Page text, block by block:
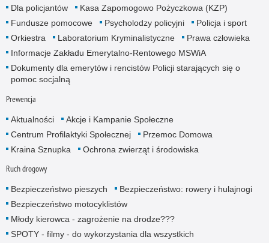
Dla policjantów
Kasa Zapomogowo Pożyczkowa (KZP)
Fundusze pomocowe
Psycholodzy policyjni
Policja i sport
Orkiestra
Laboratorium Kryminalistyczne
Prawa człowieka
Informacje Zakładu Emerytalno-Rentowego MSWiA
Dokumenty dla emerytów i rencistów Policji starających się o
pomoc socjalną
Prewencja
Aktualności
Akcje i Kampanie Społeczne
Centrum Profilaktyki Społecznej
Przemoc Domowa
Kraina Sznupka
Ochrona zwierząt i środowiska
Ruch drogowy
Bezpieczeństwo pieszych
Bezpieczeństwo: rowery i hulajnogi
Bezpieczeństwo motocyklistów
Młody kierowca - zagrożenie na drodze???
SPOTY - filmy - do wykorzystania dla wszystkich